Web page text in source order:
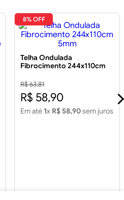
8% OFF
Telha Ondulada
Fibrocimento 244x110cm
R$ 63,81
R$ 58,90
Em até 1x R$ 58,90sem juros